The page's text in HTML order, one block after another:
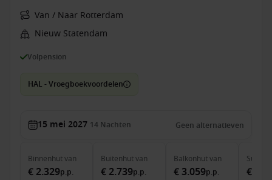
Van / Naar Rotterdam
Nieuw Statendam
Volpension
HAL - Vroegboekvoordelen
15 mei 2027 14 Nachten Geen alternatieven
Binnenhutvan
€ 2.329p.p.
Buitenhutvan
€ 2.739p.p.
Balkonhutvan
€ 3.059p.p.
Suite
€